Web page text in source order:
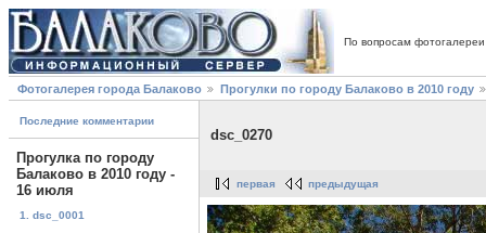
По вопросам
Фотогалерея города Балаково Прогулки по городу Балаково в 2010 году
Последние комментарии
Прогулка по городу
Балаково в 2010 году -
16 июля
1. dsc_0001
dsc_0270
первая предыдущая